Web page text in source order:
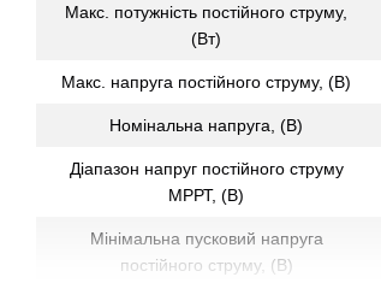
Макс. потужність постійного струму,
(Вт)
Макс. напруга постійного струму, (В)
Номінальна напруга, (В)
Діапазон напруг постійного струму
МРРТ, (В)
Мінімальна пусковий напруга
постійного струму, (В)